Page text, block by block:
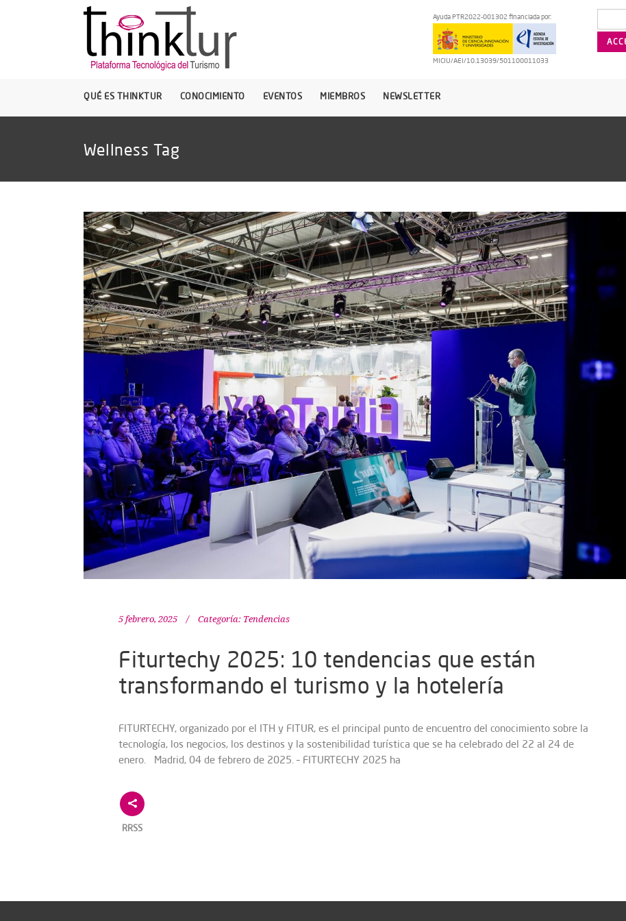
Ayuda PTR2022-001302 financiada por:
MICIU/AEI/10.13039/501100011033
QUÉ ES THINKTUR CONOCIMIENTO EVENTOS MIEMBROS NEWSLETTER
Wellness Tag
5 febrero, 2025 Categoría: Tendencias
Fiturtechy 2025: 10 tendencias que están
transformando el turismo y la hotelería
FITURTECHY, organizado por el ITH y FITUR, es el principal punto de encuentro del conocimiento sobre la
tecnología, los negocios, los destinos y la sostenibilidad turística que se ha celebrado del 22 al 24 de
enero. Madrid, 04 de febrero de 2025. – FITURTECHY 2025 ha
RRSS